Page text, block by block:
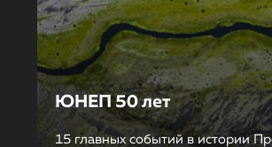
ЮНЕП 50 лет
15 главных событий в истории